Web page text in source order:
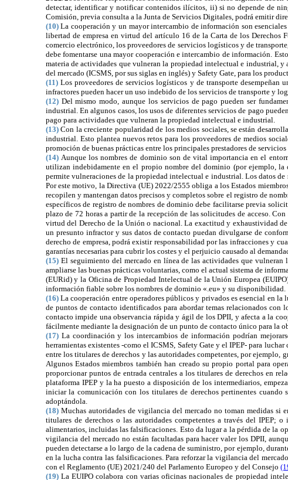
detectar, identificar y notificar contenidos ilícitos, ii) si no depende de
Comisión, previa consulta a la Junta de Servicios Digitales, podrá emitir
(10)La cooperación y un mayor intercambio de información son
libertad de empresa en virtud delartículo 16 de la Carta de los Derechos
comercio electrónico, los proveedores de servicios logísticos y de
debe fomentarse una mayor cooperación e intercambio de información.
materia de actividades que vulneran la propiedad intelectual e industrial,
del mercado (ICSMS, por sus siglas en inglés) y Safety Gate, para los
(11) Los proveedores de servicios logísticos y de transporte
infractores pueden hacer un uso indebido de los servicios de transporte y
(12) Del mismo modo, aunque los servicios de pago pueden ser
industrial. En algunos casos, los usos de diferentes servicios de pago
pago para actividades que vulneran la propiedad intelectual e industrial.
(13)Con la creciente popularidad de los medios sociales, se están
industrial. Esto plantea nuevos retos para los proveedores de medios
promoción de buenas prácticas entre los principales prestadores de
(14) Aunque los nombres de dominio son de vital importancia en el
utilizan indebidamente en el propio nombre del dominio (por ejemplo,
permite vulneraciones de la propiedad intelectual e industrial. Los datos
Por este motivo, laDirectiva (UE) 2022/2555 obliga a los Estados
recopilen y mantengan datos precisos y completos sobre el registro de
específicos de registro de nombres de dominio debe facilitarse previa
plazo de 72 horas a partir de la recepción de las solicitudes de acceso.
virtud del Derecho de la Unión o nacional. La exactitud y exhaustividad
un presunto infractor y sus datos de contacto puedan divulgarse de
derecho de empresa, podrá existir responsabilidad por las infracciones y
garantías necesarias para cubrir los costes y el perjuicio causado al
(15) El seguimiento del mercado en línea de las actividades que vulneran
ampliarse las buenas prácticas voluntarias, como el actual sistema de
(EURid) y la Oficina de Propiedad Intelectual de la Unión Europea
información fiable sobre los nombres de dominio «.eu» y su disponibilidad.
(16)La cooperación entre operadores públicos y privados es esencial en
de puntos de contacto identificados para abordar temas relacionados
contacto impide una observancia rápida y ágil de los DPII, y afecta a la
fácilmente mediante la designación de un punto de contacto único para la
(17) La coordinación y los intercambios de información podrían
herramientas existentes -como el ICSMS, Safety Gate y el IPEP- para
entre los titulares de derechos y las autoridades competentes, por ejemplo,
Algunos Estados miembros también han creado su propio portal para
proporcionar puntos de entrada centrales a los titulares de derechos en
plataforma IPEP y la ha puesto a disposición de los intermediarios,
iniciar la comunicación con los titulares de derechos pertinentes cuando
adoptándola.
(18) Muchas autoridades de vigilancia del mercado no toman medidas si
titulares de derechos o las autoridades competentes a través del IPEP;
alimentarios, incluidas las falsificaciones. Esto da lugar a la pérdida de la
vigilancia del mercado no están facultadas para hacer valer los DPII,
pueden detectarse a lo largo de la cadena de suministro, por ejemplo,
en la lucha contra las falsificaciones. Para reforzar la vigilancia del
con el Reglamento (UE) 2021/240 del Parlamento Europeo y del Consejo
(19) La EUIPO colabora con varias oficinas nacionales de propiedad